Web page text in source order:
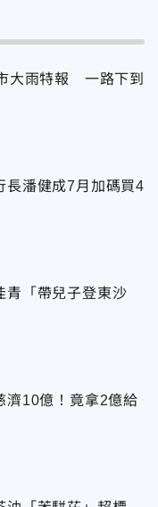
大雨特報 一路下到
長潘健成7月加碼買4
青「帶兒子登東沙
濟10億！竟拿2億給